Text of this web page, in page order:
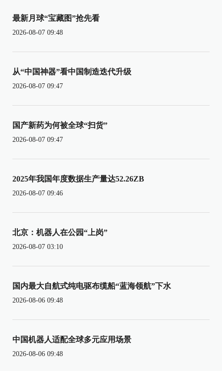
最新月球“宝藏图”抢先看
2026-08-07 09:48
从“中国神器”看中国制造迭代升级
2026-08-07 09:47
国产新药为何被全球“扫货”
2026-08-07 09:47
2025年我国年度数据生产量达52.26ZB
2026-08-07 09:46
北京：机器人在公园“上岗”
2026-08-07 03:10
国内最大自航式纯电驱布缆船“蓝海领航”下水
2026-08-06 09:48
中国机器人适配全球多元应用场景
2026-08-06 09:48